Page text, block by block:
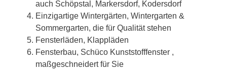
auch Schöpstal, Markersdorf, Kodersdorf
Einzigartige Wintergärten, Wintergarten &
Sommergarten, die für Qualität stehen
Fensterläden, Klappläden
Fensterbau, Schüco Kunststofffenster ,
maßgeschneidert für Sie